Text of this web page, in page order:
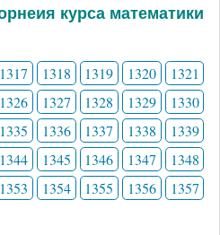
курса математики
1317 1318 1319 1320
1321
1326 1327 1328 1329
1330
1335 1336 1337 1338
1339
1344 1345 1346 1347
1348
1353 1354 1355 1356
1357